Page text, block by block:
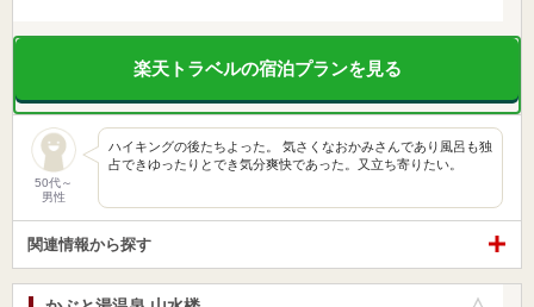
楽天トラベルの宿泊プランを見る
50代～
男性
ハイキングの後たちよった。 気さくなおかみさんであり風呂も独
占できゆったりとでき気分爽快であった。又立ち寄りたい。
関連情報から探す